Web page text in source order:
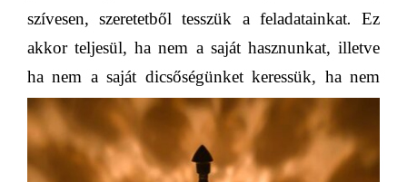
szívesen, szeretetből tesszük a feladatainkat. Ez
akkor teljesül, ha nem a saját hasznunkat, illetve
ha nem a saját dicsőségünket keressük, ha nem